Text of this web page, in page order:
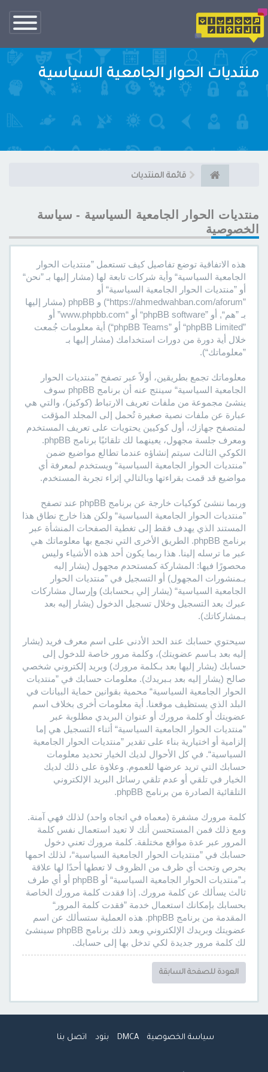
تبديل
الناف
منتديات الحوار الجامعية السياسية
قائمة المنتديات
منتديات الحوار الجامعية السياسية - سياسة
الخصوصية
هذه الاتفاقية توضع تفاصيل كيف تستعمل ”منتديات الحوار
الجامعية السياسية“ وأية شركات تابعة لها (مشار إليها بـ ”نحن“
أو ”منتديات الحوار الجامعية السياسية“ أو
”https://ahmedwahban.com/aforum“) و phpBB (مشار إليها
بـ ”هم“, أو ”phpBB software“ أو “www.phpbb.com” أو
”phpBB Limited“ أو ”phpBB Teams“) أية معلومات جُمعت
خلال أية دورة من دورات استخدامك (مشار إليها بـ
”معلوماتك“).
معلوماتك تجمع بطريقين، أولاً عبر تصفح ”منتديات الحوار
الجامعية السياسية“ سينتج عنه أن برنامج phpBB سوف
ينشئ مجموعة من ملفات تعريف الارتباط (كوكيز)، والتي هي
عبارة عن ملفات نصية صغيرة تُحمل إلى المجلد المؤقت
لمتصفح جهازك، أول كوكيين يحتويات على تعريف المستخدم
ومعرف جلسة مجهول، يعينهما لك تلقائيًا برنامج phpBB.
الكوكي الثالث سيتم إنشاؤه عندما تطالع مواضيع ضمن
”منتديات الحوار الجامعية السياسية“ ويستخدم لمعرفة أي
مواضيع قد قمت بقراءتها وبالتالي إثراء تجربة المستخدم.
وربما ننشئ كوكيات خارجة عن برنامج phpBB عند تصفح
”منتديات الحوار الجامعية السياسية“ ولكن هذا خارج نطاق هذا
المستند الذي يهدف فقط إلى تغطية الصفحات المنشأة عبر
برنامج phpBB. الطريق الأخرى التي نجمع بها معلوماتك هي
عبر ما ترسله إلينا. هذا ربما يكون أحد هذه الأشياء وليس
محصورًا فيها: المشاركة كمستحدم مجهول (يشار إليه
بـمنشورات المجهول) أو التسجيل في ”منتديات الحوار
الجامعية السياسية“ (يشار إلي بـحسابك) وإرسال مشاركات
عبرك بعد التسجيل وخلال تسجيل الدخول (يشار إليه بعد
بـمشاركاتك).
سيحتوي حسابك عند الحد الأدنى على اسم معرف فريد (يشار
إليه بعد بـاسم عضويتك)، وكلمة مرور خاصة للدخول إلى
حسابك (يشار إليها بعد بـكلمة مرورك) وبريد إلكتروني شخصي
صالح (يشار إليه بعد بـبريدك). معلومات حسابك في ”منتديات
الحوار الجامعية السياسية“ محمية بقوانين حماية البيانات في
البلد الذي يستظيف موقعنا. أية معلومات أخرى بخلاف اسم
عضويتك أو كلمة مرورك أو عنوان البريدي مطلوبة عبر
”منتديات الحوار الجامعية السياسية“ أثناء التسجيل هي إما
إلزامية أو اختيارية بناء على تقدير ”منتديات الحوار الجامعية
السياسية“. في كل الأحوال لديك الخيار تحديد معلومات
حسابك التي تريد عرضها للعموم. وعلاوة على ذلك لديك
الخيار في تلقي أو عدم تلقي رسائل البريد الإلكتروني
التلقائية الصادرة من برنامج phpBB.
كلمة مرورك مشفرة (معماه في اتجاه واحد) لذلك فهي آمنة.
ومع ذلك فمن المستحسن أنك لا تعيد استعمال نفس كلمة
المرور عبر عدة مواقع مختلفة. كلمة مرورك تعني دخول
حسابك في ”منتديات الحوار الجامعية السياسية“، لذلك احمها
بحرص وتحت أي ظرف من الظروف لا تعطها أحدًا لها علاقة
بـ”منتديات الحوار الجامعية السياسية“ أو phpBB أو أي طرف
ثالث يسألك عن كلمة مرورك. إذا فقدت كلمة مرورك الخاصة
بحسابك بإمكانك استعمال خدمة ”فقدت كلمة المرور“
المقدمة من برنامج phpBB. هذه العملية ستسألك عن اسم
عضويتك وبريدك الإلكتروني وبعد ذلك برنامج phpBB سينشئ
لك كلمة مرور جديدة لكي تدخل بها إلى حسابك.
العودة للصفحة السابقة
سياسة الخصوصية DMCA بنود اتصل بنا